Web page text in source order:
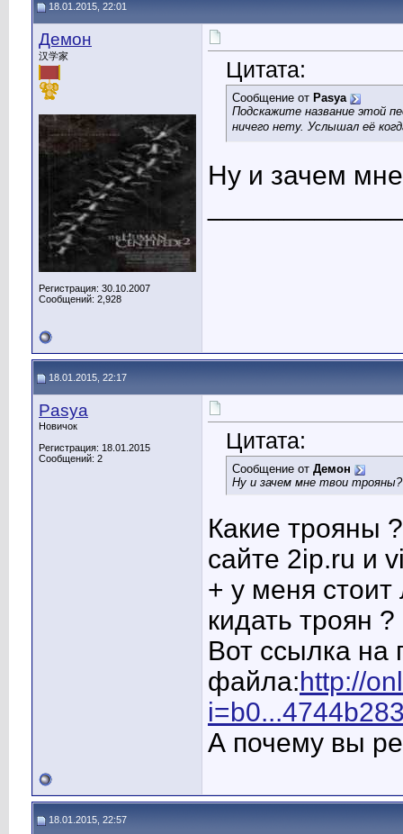
18.01.2015, 22:01
Демон
汉学家
Регистрация: 30.10.2007
Сообщений: 2,928
Цитата:
Сообщение от Pasya
Подскажите название этой
ничего нету. Услышал её
Ну и зачем
18.01.2015, 22:17
Pasya
Новичок
Регистрация: 18.01.2015
Сообщений: 2
Цитата:
Сообщение от Демон
Ну и зачем мне твои трояны?
Какие трояны
сайте 2ip.ru и
+ у меня
кидать троян ?
Вот ссылка на
файла:http://
А почему вы
18.01.2015, 22:57